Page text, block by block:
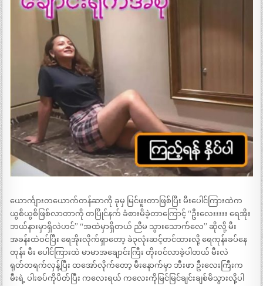
ယောင်္ကျားတယောက်တန်ဆာကို ခုမှ မြင်ဖူးတာဖြစ်ပြီး မီးပေါင်ကြားထဲက
ယွစိယွစိဖြစ်လာတာကို တပြိုင်နက် ခံစားမိခဲ့တာကြောင့် “ဦးလေးးးးး ရေအိုး
ဘယ်နားမှာရှိလဲဟင်” “အထဲမှာရှိတယ် ညီမ သွားသောက်လေ” ဆိုလို့ မီး
အခန်းထဲဝင်ပြီး ရေအိုးလိုက်ရှာတော့ ခဲ၃လုံးဆင့်တင်ထားလို့ ရေကုန်းခပ်နေ
တုန်း မီး ပေါင်ကြားထဲ မာမာအချောင်းကြီး တိုးဝင်လာခဲ့ပါတယ် မီးလဲ
ရုတ်တရက်လှန့်ပြီး ထအော်လိုက်တော့ မီးနောက်မှာ ဘီးဖာ ဦးလေးကြီးက
မီးရဲ့ ပါးစပ်ကိုပိတ်ပြီး ကလေးရယ် ကလေးကိုမြင်မြင်ချင်းချစ်မိသွားလို့ပါ